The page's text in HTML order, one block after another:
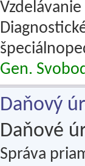
Gen.
Daňový
Daňové
Správa